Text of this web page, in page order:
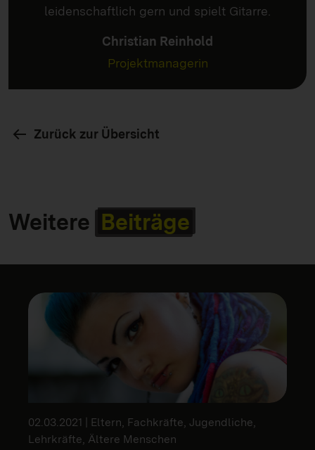
leidenschaftlich gern und spielt Gitarre.
Christian Reinhold
Projektmanagerin
Zurück zur Übersicht
Weitere Beiträge
02.03.2021 | Eltern, Fachkräfte, Jugendliche,
Lehrkräfte, Ältere Menschen